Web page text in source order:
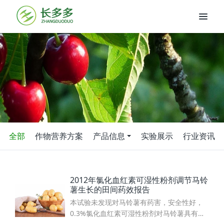
全部 作物营养方案 产品信息 实验展示 行业资讯
2012年氯化血红素可湿性粉剂调节马铃
薯生长的田间药效报告
本试验未发现对马铃薯有药害，安全性好，
0.3%氯化血红素可湿性粉剂对马铃薯具有较